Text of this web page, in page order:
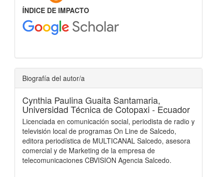
ÍNDICE DE IMPACTO
Biografía del autor/a
Cynthia Paulina Guaita Santamaria,
Universidad Técnica de Cotopaxi - Ecuador
Licenciada en comunicación social, periodista de radio y
televisión local de programas On Line de Salcedo,
editora periodística de MULTICANAL Salcedo, asesora
comercial y de Marketing de la empresa de
telecomunicaciones CBVISION Agencia Salcedo.